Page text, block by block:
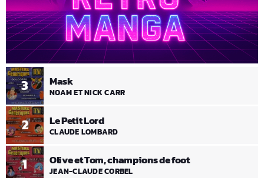
1 Olive et Tom, champions de foot
JEAN-CLAUDE CORBEL
2 Le Petit Lord
CLAUDE LOMBARD
3 Mask
NOAM ET NICK CARR